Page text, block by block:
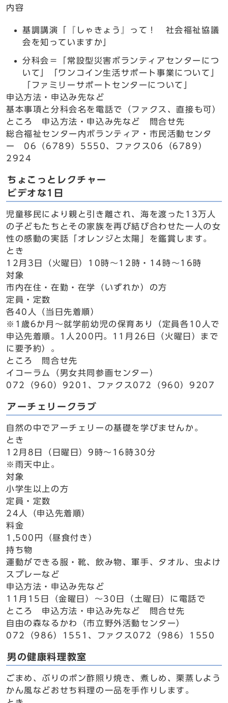
内容
基調講演「『しゃきょう』って！ 社会福祉協議
会を知っていますか」
分科会＝「常設型災害ボランティアセンターにつ
いて」「ワンコイン生活サポート事業について」
「ファミリーサポートセンターについて」
申込方法・申込み先など
基本事項と分科会名を電話で（ファクス、直接も可）
ところ 申込方法・申込み先など 問合せ先
総合福祉センター内ボランティア・市民活動センタ
ー 06（6789）5550、ファクス06（6789）
2924
ちょこっとレクチャー
ビデオな1日
児童移民により親と引き離され、海を渡った13万人
の子どもたちとその家族を再び結び合わせた一人の女
性の感動の実話「オレンジと太陽」を鑑賞します。
とき
12月3日（火曜日）10時～12時・14時～16時
対象
市内在住・在勤・在学（いずれか）の方
定員・定数
各40人（当日先着順）
※1歳6か月～就学前幼児の保育あり（定員各10人で
申込先着順。1人200円。11月26日（火曜日）まで
に要予約）。
ところ 問合せ先
イコーラム（男女共同参画センター）
072（960）9201、ファクス072（960）9207
アーチェリークラブ
自然の中でアーチェリーの基礎を学びませんか。
とき
12月8日（日曜日）9時～16時30分
※雨天中止。
対象
小学生以上の方
定員・定数
24人（申込先着順）
料金
1,500円（昼食付き）
持ち物
運動ができる服・靴、飲み物、軍手、タオル、虫よけ
スプレーなど
申込方法・申込み先など
11月15日（金曜日）～30日（土曜日）に電話で
ところ 申込方法・申込み先など 問合せ先
自由の森なるかわ（市立野外活動センター）
072（986）1551、ファクス072（986）1550
男の健康料理教室
ごまめ、ぶりのポン酢照り焼き、煮しめ、栗蒸しよう
かん風などおせち料理の一品を手作りします。